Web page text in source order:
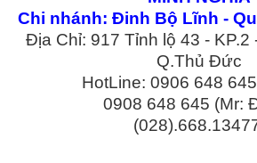
Chi nhánh: Đinh Bộ Lĩnh -
Địa Chỉ: 917 Tỉnh lộ 43 - KP.2
Q.Thủ Đức
HotLine: 0906 648
0908 648 645 (Mr: